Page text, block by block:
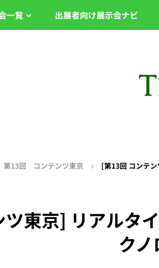
一覧 出展者向け展示会ナビ
第13回 コンテンツ東京 [第13回 コンテ
東京] リアルタ
ク